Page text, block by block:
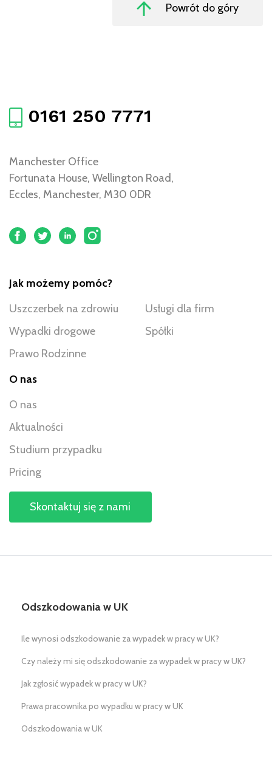
Powrót do góry
0161 250 7771
Manchester Office
Fortunata House, Wellington Road,
Eccles, Manchester, M30 0DR
Jak możemy pomóc?
Uszczerbek na zdrowiu
Wypadki drogowe
Prawo Rodzinne
Usługi dla firm
Spółki
O nas
O nas
Aktualności
Studium przypadku
Pricing
Skontaktuj się z nami
Odszkodowania w UK
Ile wynosi odszkodowanie za wypadek w pracy w UK?
Czy należy mi się odszkodowanie za wypadek w pracy w UK?
Jak zgłosić wypadek w pracy w UK?
Prawa pracownika po wypadku w pracy w UK
Odszkodowania w UK